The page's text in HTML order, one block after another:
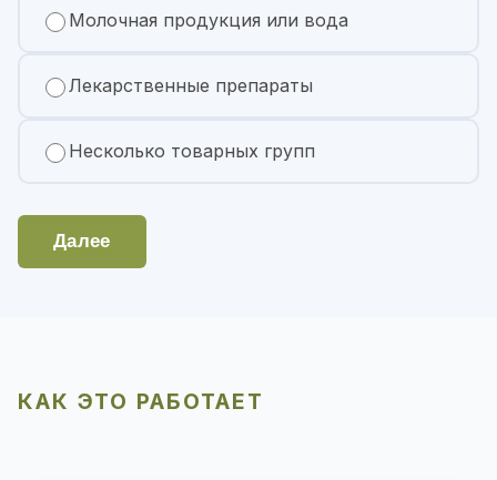
Молочная продукция или вода
Лекарственные препараты
Несколько товарных групп
Далее
КАК ЭТО РАБОТАЕТ